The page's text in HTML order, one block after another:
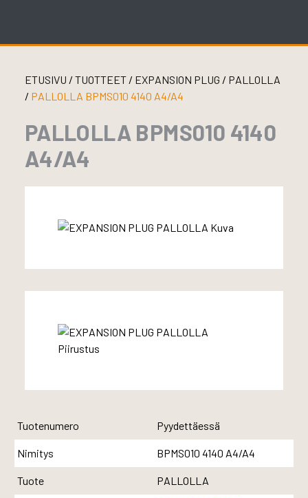
ETUSIVU / TUOTTEET/ EXPANSION PLUG / PALLOLLA
/ PALLOLLA BPMS010 4140 A4/A4
PALLOLLA BPMS010 4140
A4/A4
Tuotenumero Pyydettäessä
Nimitys BPMS010 4140 A4/A4
Tuote PALLOLLA